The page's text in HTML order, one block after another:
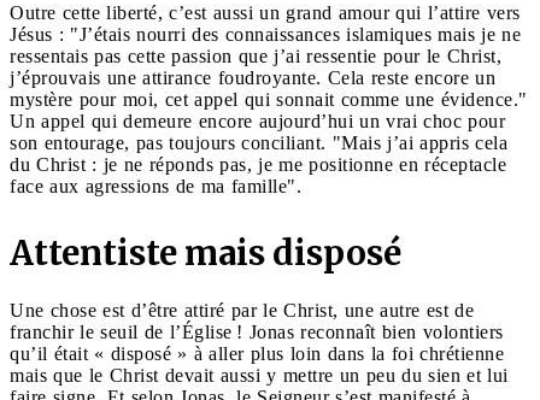
Outre cette liberté, c’est aussi un grand amour qui l’attire vers
Jésus : "J’étais nourri des connaissances islamiques mais je ne
ressentais pas cette passion que j’ai ressentie pour le Christ,
j’éprouvais une attirance foudroyante. Cela reste encore un
mystère pour moi, cet appel qui sonnait comme une évidence."
Un appel qui demeure encore aujourd’hui un vrai choc pour
son entourage, pas toujours conciliant. "Mais j’ai appris cela
du Christ : je ne réponds pas, je me positionne en réceptacle
face aux agressions de ma famille".
Attentiste mais disposé
Une chose est d’être attiré par le Christ, une autre est de
franchir le seuil de l’Église ! Jonas reconnaît bien volontiers
qu’il était « disposé » à aller plus loin dans la foi chrétienne
mais que le Christ devait aussi y mettre un peu du sien et lui